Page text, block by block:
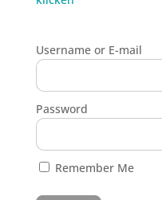
Username or E-mail
Password
Remember Me